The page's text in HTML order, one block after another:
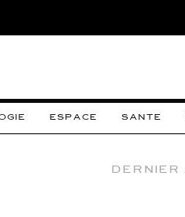
ESPACE SANTE
Dernier